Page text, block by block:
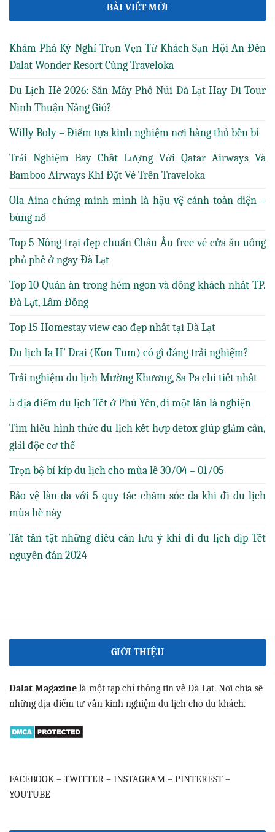
BÀI VIẾT MỚI
Khám Phá Kỳ Nghỉ Trọn Vẹn Từ Khách Sạn Hội An Đến
Dalat Wonder Resort Cùng Traveloka
Du Lịch Hè 2026: Săn Mây Phố Núi Đà Lạt Hay Đi Tour
Ninh Thuận Nắng Gió?
Willy Boly – Điểm tựa kinh nghiệm nơi hàng thủ bền bỉ
Trải Nghiệm Bay Chất Lượng Với Qatar Airways Và
Bamboo Airways Khi Đặt Vé Trên Traveloka
Ola Aina chứng minh mình là hậu vệ cánh toàn diện –
bùng nổ
Top 5 Nông trại đẹp chuẩn Châu Âu free vé cửa ăn uống
phủ phê ở ngay Đà Lạt
Top 10 Quán ăn trong hẻm ngon và đông khách nhất TP.
Đà Lạt, Lâm Đồng
Top 15 Homestay view cao đẹp nhất tại Đà Lạt
Du lịch Ia H’ Drai (Kon Tum) có gì đáng trải nghiệm?
Trải nghiệm du lịch Mường Khương, Sa Pa chi tiết nhất
5 địa điểm du lịch Tết ở Phú Yên, đi một lần là nghiện
Tìm hiểu hình thức du lịch kết hợp detox giúp giảm cân,
giải độc cơ thể
Trọn bộ bí kíp du lịch cho mùa lễ 30/04 – 01/05
Bảo vệ làn da với 5 quy tắc chăm sóc da khi đi du lịch
mùa hè này
Tất tần tật những điều cần lưu ý khi đi du lịch dịp Tết
nguyên đán 2024
GIỚI THIỆU
Dalat Magazine là một tạp chí thông tin về Đà Lạt. Nơi chia sẽ
những địa điểm tư vấn kinh nghiệm du lịch cho du khách.
FACEBOOK – TWITTER – INSTAGRAM – PINTEREST –
YOUTUBE